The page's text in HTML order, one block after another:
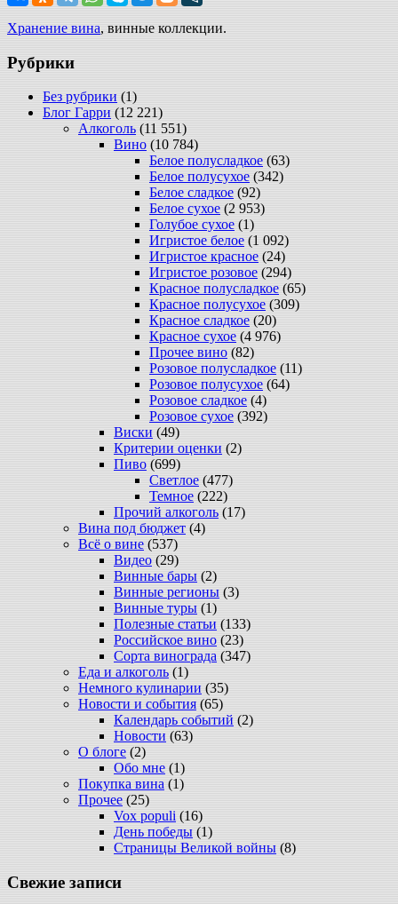
Хранение вина, винные коллекции.
Рубрики
Без рубрики (1)
Блог Гарри (12 221)
Алкоголь (11 551)
Вино (10 784)
Белое полусладкое (63)
Белое полусухое (342)
Белое сладкое (92)
Белое сухое (2 953)
Голубое сухое (1)
Игристое белое (1 092)
Игристое красное (24)
Игристое розовое (294)
Красное полусладкое (65)
Красное полусухое (309)
Красное сладкое (20)
Красное сухое (4 976)
Прочее вино (82)
Розовое полусладкое (11)
Розовое полусухое (64)
Розовое сладкое (4)
Розовое сухое (392)
Виски (49)
Критерии оценки (2)
Пиво (699)
Светлое (477)
Темное (222)
Прочий алкоголь (17)
Вина под бюджет (4)
Всё о вине (537)
Видео (29)
Винные бары (2)
Винные регионы (3)
Винные туры (1)
Полезные статьи (133)
Российское вино (23)
Сорта винограда (347)
Еда и алкоголь (1)
Немного кулинарии (35)
Новости и события (65)
Календарь событий (2)
Новости (63)
О блоге (2)
Обо мне (1)
Покупка вина (1)
Прочее (25)
Vox populi (16)
День победы (1)
Страницы Великой войны (8)
Свежие записи